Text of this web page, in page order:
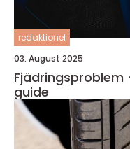
redaktionel
03. August 2025
guide